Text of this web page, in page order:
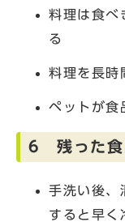
料理は食べ
る
料理を長時
ペットが食
6 残った食
手洗い後、
すると早く